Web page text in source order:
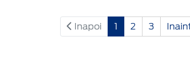
Inapoi 1 2 3